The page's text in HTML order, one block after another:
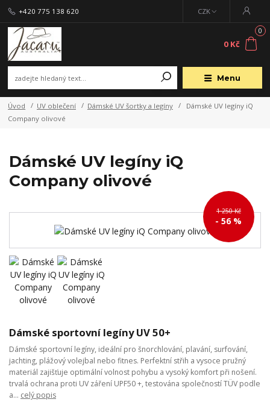
Menu
CZK
+420 775 138 620
0
0 Kč
Úvod UV oblečení Dámské UV šortky a legíny
Dámské UV legíny iQ
Company olivové
Dámské UV legíny iQ
Company olivové
1 250 Kč
- 56 %
Dámské sportovní legíny UV 50+
Dámské sportovní legíny, ideální pro šnorchlování, plavání, surfování,
jachting, plážový volejbal nebo fitnes. Perfektní střih a vysoce pružný
materiál zajišťuje optimální volnost pohybu a vysoký komfort při nošení.
trvalá ochrana proti UV záření UPF50 +, testována společností TÜV podle
a... celý popis